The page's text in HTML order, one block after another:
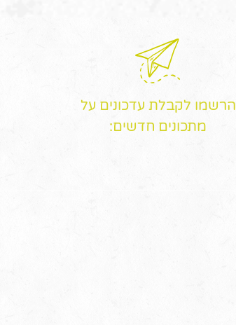
הרשמו לקבלת עדכונים על
מתכונים חדשים: